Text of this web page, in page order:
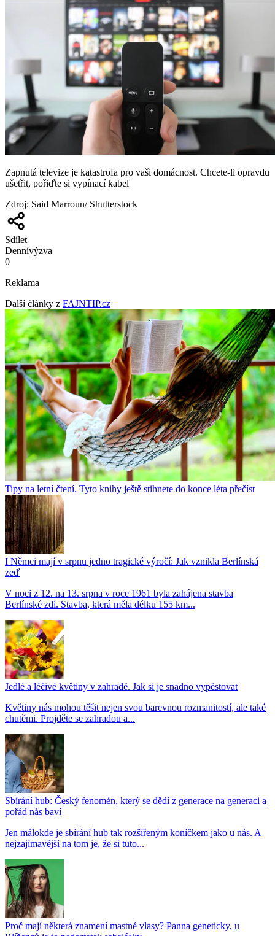
Zapnutá televize je katastrofa pro vaši domácnost. Chcete-li opravdu
ušetřit, pořiďte si vypínací kabel
Zdroj: Said Marroun/ Shutterstock
Sdílet
Dennívýzva
0
Reklama
Další články z FAJNTIP.cz
Tipy na letní čtení. Tyto knihy ještě stihnete do konce léta přečíst
I Němci mají v srpnu jedno tragické výročí: Jak vznikla Berlínská
zeď
V noci z 12. na 13. srpna v roce 1961 byla zahájena stavba
Berlínské zdi. Stavba, která měla délku 155 km...
Jedlé a léčivé květiny v zahradě. Jak si je snadno vypěstovat
Květiny nás mohou těšit nejen svou barevnou rozmanitostí, ale také
chutěmi. Projděte se zahradou a...
Sbírání hub: Český fenomén, který se dědí z generace na generaci a
pořád nás baví
Jen málokde je sbírání hub tak rozšířeným koníčkem jako u nás. A
nejzajímavější na tom je, že si tuto...
Proč mají některá znamení mastné vlasy? Panna geneticky, u